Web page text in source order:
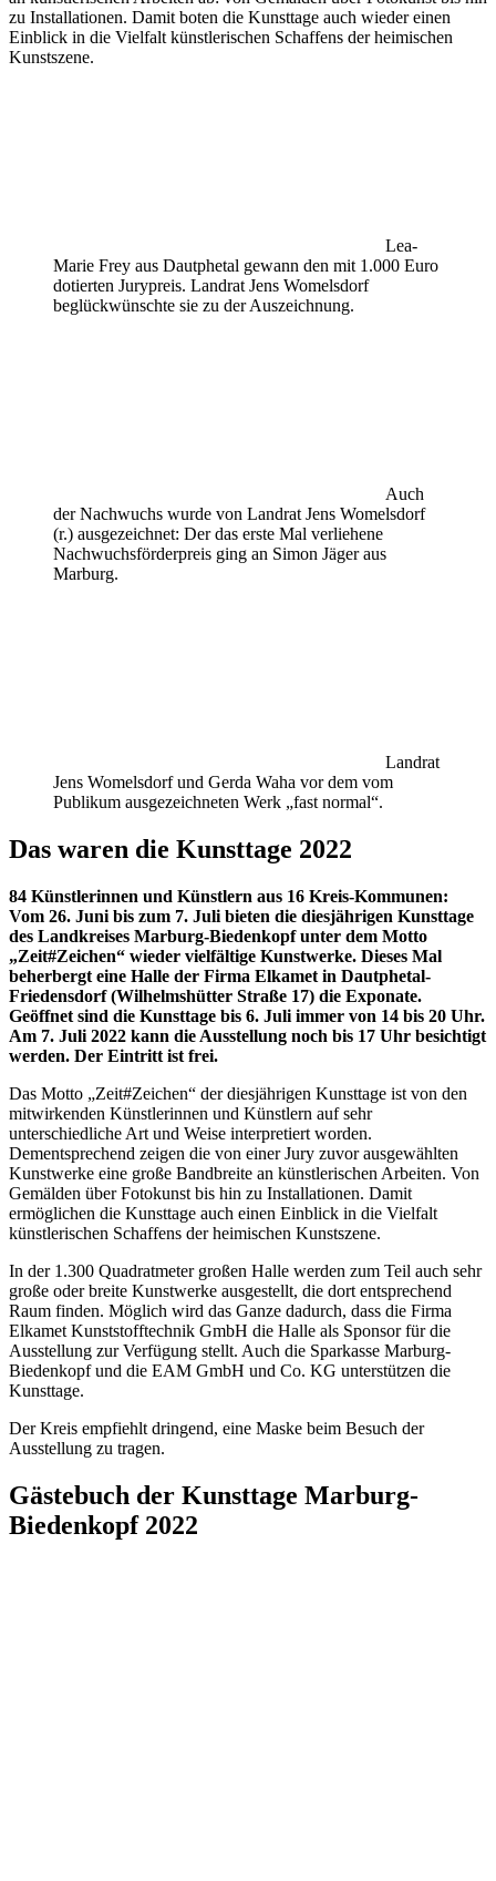
zu Installationen. Damit boten die Kunsttage auch wieder einen
Einblick in die Vielfalt künstlerischen Schaffens der heimischen
Kunstszene.
Lea-
Marie Frey aus Dautphetal gewann den mit 1.000 Euro
dotierten Jurypreis. Landrat Jens Womelsdorf
beglückwünschte sie zu der Auszeichnung.
Auch
der Nachwuchs wurde von Landrat Jens Womelsdorf
(r.) ausgezeichnet: Der das erste Mal verliehene
Nachwuchsförderpreis ging an Simon Jäger aus
Marburg.
Landrat
Jens Womelsdorf und Gerda Waha vor dem vom
Publikum ausgezeichneten Werk „fast normal“.
Das waren die Kunsttage 2022
84 Künstlerinnen und Künstlern aus 16 Kreis-Kommunen:
Vom 26. Juni bis zum 7. Juli bieten die diesjährigen Kunsttage
des Landkreises Marburg-Biedenkopf unter dem Motto
„Zeit#Zeichen“ wieder vielfältige Kunstwerke. Dieses Mal
beherbergt eine Halle der Firma Elkamet in Dautphetal-
Friedensdorf (Wilhelmshütter Straße 17) die Exponate.
Geöffnet sind die Kunsttage bis 6. Juli immer von 14 bis 20 Uhr.
Am 7. Juli 2022 kann die Ausstellung noch bis 17 Uhr besichtigt
werden. Der Eintritt ist frei.
Das Motto „Zeit#Zeichen“ der diesjährigen Kunsttage ist von den
mitwirkenden Künstlerinnen und Künstlern auf sehr
unterschiedliche Art und Weise interpretiert worden.
Dementsprechend zeigen die von einer Jury zuvor ausgewählten
Kunstwerke eine große Bandbreite an künstlerischen Arbeiten. Von
Gemälden über Fotokunst bis hin zu Installationen. Damit
ermöglichen die Kunsttage auch einen Einblick in die Vielfalt
künstlerischen Schaffens der heimischen Kunstszene.
In der 1.300 Quadratmeter großen Halle werden zum Teil auch sehr
große oder breite Kunstwerke ausgestellt, die dort entsprechend
Raum finden. Möglich wird das Ganze dadurch, dass die Firma
Elkamet Kunststofftechnik GmbH die Halle als Sponsor für die
Ausstellung zur Verfügung stellt. Auch die Sparkasse Marburg-
Biedenkopf und die EAM GmbH und Co. KG unterstützen die
Kunsttage.
Der Kreis empfiehlt dringend, eine Maske beim Besuch der
Ausstellung zu tragen.
Gästebuch der Kunsttage Marburg-
Biedenkopf 2022